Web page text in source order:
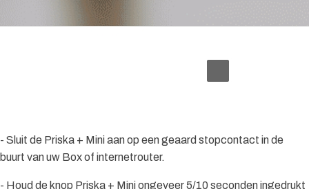
- Sluit de Priska + Mini aan op een geaard stopcontact in de
buurt van uw Box of internetrouter.
- Houd de knop Priska + Mini ongeveer 5/10 seconden ingedrukt